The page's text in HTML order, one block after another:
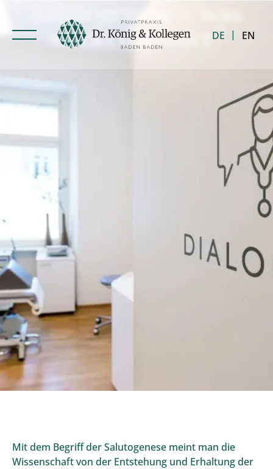
DE EN
Salutogenese – was
steckt dahinter?
Mit dem Begriff der Salutogenese meint man die
Wissenschaft von der Entstehung und Erhaltung der